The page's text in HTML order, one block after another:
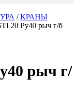
/КРАНЫ
20 Ру40 рыч г/б
рыч г/